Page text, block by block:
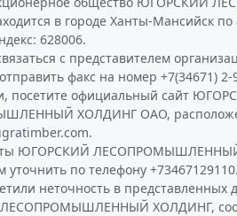
в городе Ханты-Мансийск по
628006.
с представителем
факс на номер +7(34671)
посетите официальный сайт
ХОЛДИНГ ОАО,
ЮГОРСКИЙ
уточнить по телефону +73467129110.
неточность в представленных
ХОЛДИНГ,